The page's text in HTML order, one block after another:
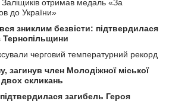
отримав медаль «За
до України»
зниклим безвісти: підтвердилася
Тернопільщини
черговий температурний рекорд
загинув член Молодіжної міської
скликань
загибель Героя